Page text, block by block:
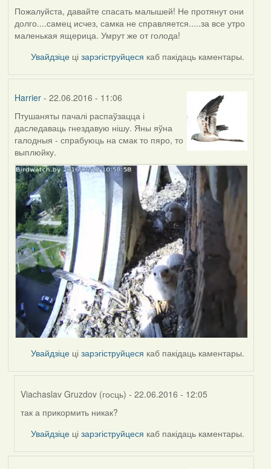
Пожалуйста, давайте спасать малышей! Не протянут они
долго....самец исчез, самка не справляется.....за все утро
маленькая ящерица. Умрут же от голода!
Увайдзіце цізарэгіструйцеся каб пакідаць каментары.
Harrier- 22.06.2016 - 11:06
Птушаняты пачалі распаўзацца і
даследаваць гнездавую нішу. Яны яўна
галодныя - спрабуюць на смак то пяро, то
выплюйку.
Увайдзіце цізарэгіструйцеся каб пакідаць каментары.
Viachaslav Gruzdov (госць) - 22.06.2016 - 12:05
In
reply
by
так а прикормить никак?
Увайдзіце цізарэгіструйцеся каб пакідаць каментары.